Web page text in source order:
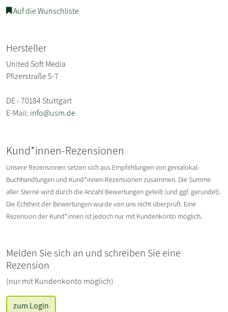
Auf die Wunschliste
Hersteller
United Soft Media
Pfizerstraße 5-7
DE - 70184 Stuttgart
E-Mail: info@usm.de
Kund*innen-Rezensionen
Unsere Rezensionen setzen sich aus Empfehlungen von genialokal-
Buchhandlungen und Kund*innen-Rezensionen zusammen. Die Summe
aller Sterne wird durch die Anzahl Bewertungen geteilt (und ggf. gerundet).
Die Echtheit der Bewertungen wurde von uns nicht überprüft. Eine
Rezension der Kund*innen ist jedoch nur mit Kundenkonto möglich.
Melden Sie sich an und schreiben Sie eine
Rezension
(nur mit Kundenkonto möglich)
zum Login